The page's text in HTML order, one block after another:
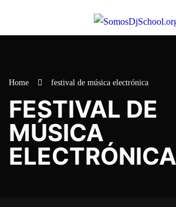
Home festival de música electrónica
FESTIVAL DE
MÚSICA
ELECTRÓNICA